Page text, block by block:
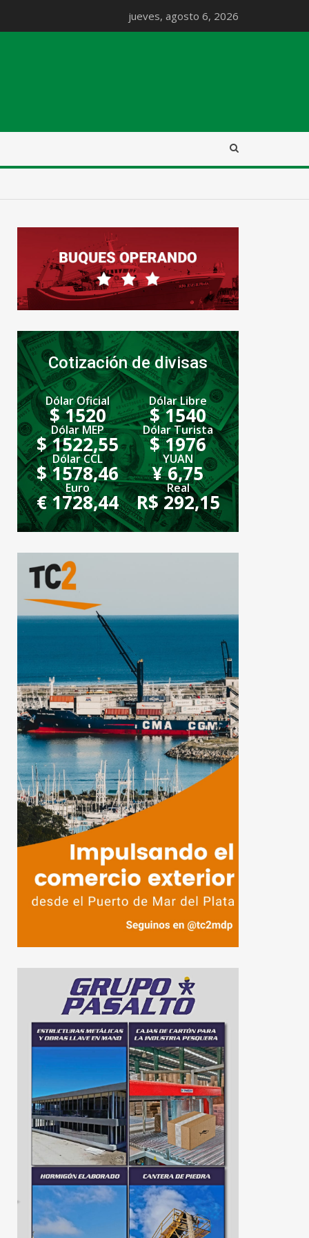
jueves, agosto 6, 2026
Cotización de divisas
Dólar Oficial
$ 1520
Dólar Libre
$ 1540
Dólar MEP
$ 1522,55
Dólar Turista
$ 1976
Dólar CCL
$ 1578,46
YUAN
¥ 6,75
Euro
€ 1728,44
Real
R$ 292,15